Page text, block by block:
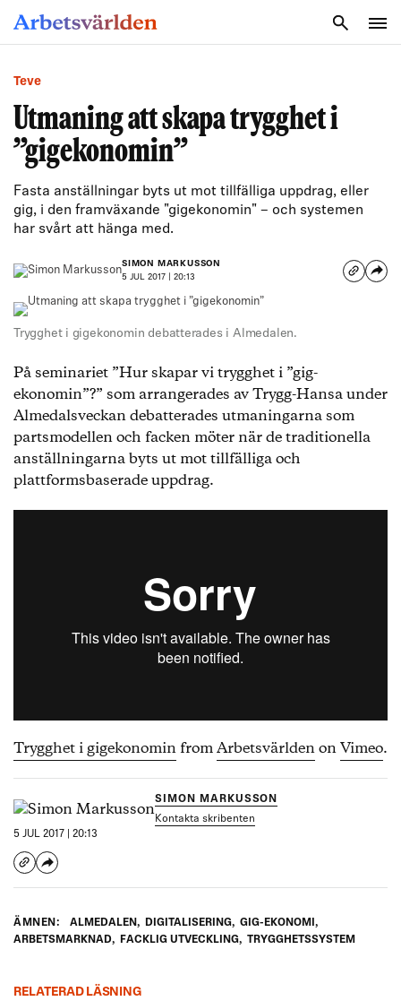
Teve
Utmaning att skapa trygghet i
”gigekonomin”
Fasta anställningar byts ut mot tillfälliga uppdrag, eller
gig, i den framväxande "gigekonomin" – och systemen
har svårt att hänga med.
SIMON MARKUSSON
5 JUL 2017 | 20:13
Trygghet i gigekonomin debatterades i Almedalen.
På seminariet ”Hur skapar vi trygghet i ”gig-
ekonomin”?” som arrangerades av Trygg-Hansa under
Almedalsveckan debatterades utmaningarna som
partsmodellen och facken möter när de traditionella
anställningarna byts ut mot tillfälliga och
plattformsbaserade uppdrag.
Trygghet i gigekonominfromArbetsvärldenonVimeo.
SIMON MARKUSSON
Kontakta skribenten
5 JUL 2017 | 20:13
ÄMNEN: ALMEDALEN, DIGITALISERING, GIG-EKONOMI ,
ARBETSMARKNAD, FACKLIG UTVECKLING, TRYGGHETSSYSTEM
RELATERAD LÄSNING